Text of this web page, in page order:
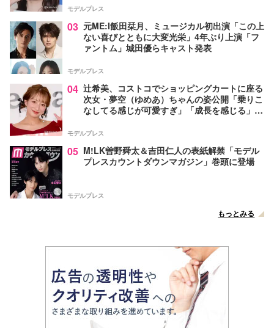
モデルプレス
03 元ME:I飯田栞月、ミュージカル初出演「この上
ない喜びとともに大変光栄」4年ぶり上演「フ
ァントム」城田優らキャスト発表
モデルプレス
04 辻希美、コストコでショッピングカートに座る
次女・夢空（ゆめあ）ちゃんの姿公開「乗りこ
なしてる感じが可愛すぎ」「成長を感じる」の
モデルプレス
05 M!LK曽野舜太＆吉田仁人の表紙解禁「モデル
プレスカウントダウンマガジン」巻頭に登場
モデルプレス
もっとみる